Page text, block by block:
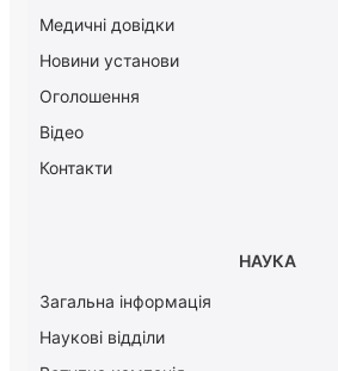
Медичні довідки
Новини установи
Оголошення
Відео
Контакти
НАУКА
Загальна інформація
Наукові відділи